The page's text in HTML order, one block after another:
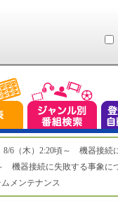
8/6（木）2:20頃～ 機器接続
機器接続に失敗する事象に
ムメンテナンス